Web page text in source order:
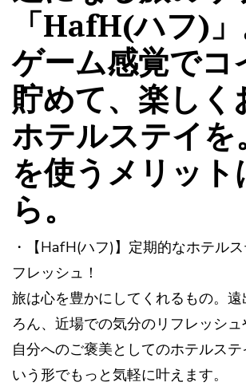
「HafH(ハフ)」
ゲーム感覚でコ
貯めて、楽しく
ホテルステイ
を使うメリット
ら。
・【HafH(ハフ)】定期的なホテル
フレッシュ！
旅は心を豊かにしてくれるもの。
ろん、近場での気分のリフレッシュ
自分へのご褒美としてのホテルステ
いう形でもっと気軽に叶えます。